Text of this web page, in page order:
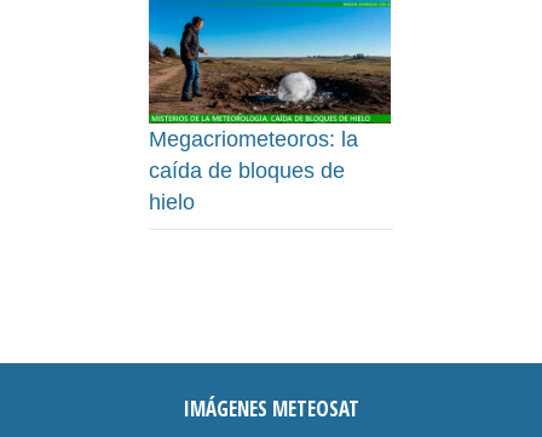
Megacriometeoros: la
caída de bloques de
hielo
IMÁGENES METEOSAT